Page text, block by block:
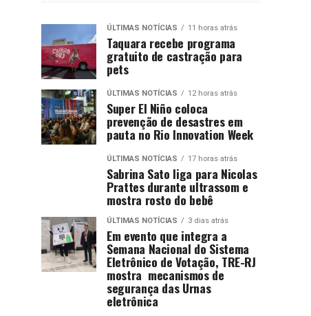
ÚLTIMAS NOTÍCIAS 11 horas atrás
Taquara recebe programa
gratuito de castração para
pets
ÚLTIMAS NOTÍCIAS 12 horas atrás
Super El Niño coloca
prevenção de desastres em
pauta no Rio Innovation Week
ÚLTIMAS NOTÍCIAS 17 horas atrás
Sabrina Sato liga para Nicolas
Prattes durante ultrassom e
mostra rosto do bebê
ÚLTIMAS NOTÍCIAS 3 dias atrás
Em evento que integra a
Semana Nacional do Sistema
Eletrônico de Votação, TRE-RJ
mostra mecanismos de
segurança das Urnas
eletrônica